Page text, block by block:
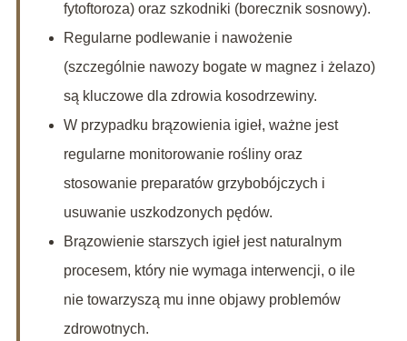
fytoftoroza) oraz szkodniki (borecznik sosnowy).
Regularne podlewanie i nawożenie
(szczególnie nawozy bogate w magnez i żelazo)
są kluczowe dla zdrowia kosodrzewiny.
W przypadku brązowienia igieł, ważne jest
regularne monitorowanie rośliny oraz
stosowanie preparatów grzybobójczych i
usuwanie uszkodzonych pędów.
Brązowienie starszych igieł jest naturalnym
procesem, który nie wymaga interwencji, o ile
nie towarzyszą mu inne objawy problemów
zdrowotnych.